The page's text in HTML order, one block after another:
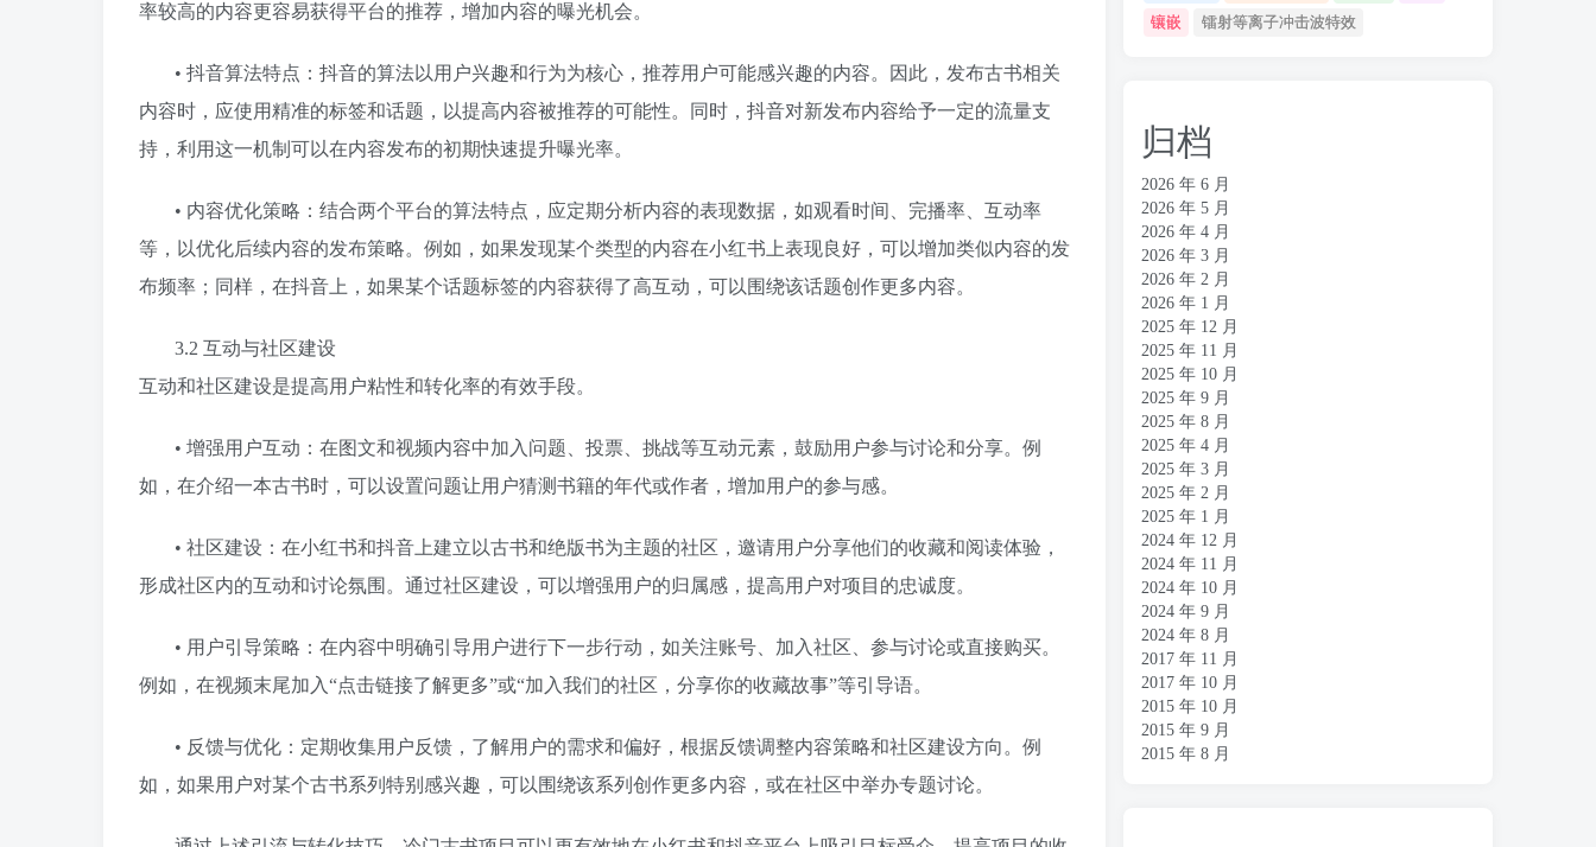
率较高的内容更容易获得平台的推荐，增加内容的曝光机会。
• 抖音算法特点：抖音的算法以用户兴趣和行为为核心，推荐用户可能感兴趣的内容。因此，发布古书相关
内容时，应使用精准的标签和话题，以提高内容被推荐的可能性。同时，抖音对新发布内容给予一定的流量支
持，利用这一机制可以在内容发布的初期快速提升曝光率。
• 内容优化策略：结合两个平台的算法特点，应定期分析内容的表现数据，如观看时间、完播率、互动率
等，以优化后续内容的发布策略。例如，如果发现某个类型的内容在小红书上表现良好，可以增加类似内容的发
布频率；同样，在抖音上，如果某个话题标签的内容获得了高互动，可以围绕该话题创作更多内容。
3.2 互动与社区建设
互动和社区建设是提高用户粘性和转化率的有效手段。
• 增强用户互动：在图文和视频内容中加入问题、投票、挑战等互动元素，鼓励用户参与讨论和分享。例
如，在介绍一本古书时，可以设置问题让用户猜测书籍的年代或作者，增加用户的参与感。
• 社区建设：在小红书和抖音上建立以古书和绝版书为主题的社区，邀请用户分享他们的收藏和阅读体验，
形成社区内的互动和讨论氛围。通过社区建设，可以增强用户的归属感，提高用户对项目的忠诚度。
• 用户引导策略：在内容中明确引导用户进行下一步行动，如关注账号、加入社区、参与讨论或直接购买。
例如，在视频末尾加入“点击链接了解更多”或“加入我们的社区，分享你的收藏故事”等引导语。
• 反馈与优化：定期收集用户反馈，了解用户的需求和偏好，根据反馈调整内容策略和社区建设方向。例
如，如果用户对某个古书系列特别感兴趣，可以围绕该系列创作更多内容，或在社区中举办专题讨论。
镶嵌
镭射等离子冲击波特效
归档
2026 年 6 月
2026 年 5 月
2026 年 4 月
2026 年 3 月
2026 年 2 月
2026 年 1 月
2025 年 12 月
2025 年 11 月
2025 年 10 月
2025 年 9 月
2025 年 8 月
2025 年 4 月
2025 年 3 月
2025 年 2 月
2025 年 1 月
2024 年 12 月
2024 年 11 月
2024 年 10 月
2024 年 9 月
2024 年 8 月
2017 年 11 月
2017 年 10 月
2015 年 10 月
2015 年 9 月
2015 年 8 月